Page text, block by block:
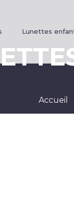
Lunettes
Accueil